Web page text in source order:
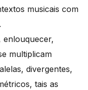
musicais com
multiplicam
divergentes,
tais as